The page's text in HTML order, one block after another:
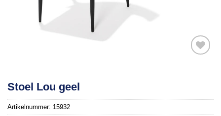
verlanglijst
Stoel Lou geel
Artikelnummer: 15932